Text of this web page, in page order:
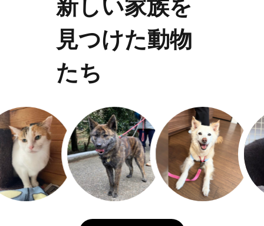
新しい家族を
見つけた動物
たち